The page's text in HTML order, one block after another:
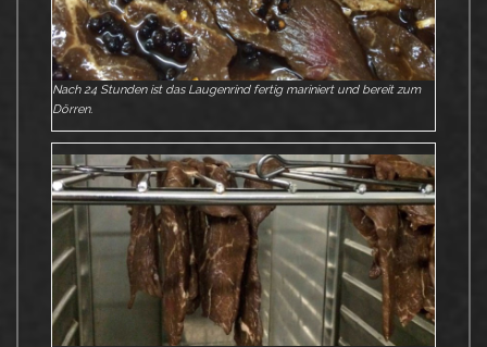
Nach 24 Stunden ist das Laugenrind fertig mariniert und bereit zum
Dörren.